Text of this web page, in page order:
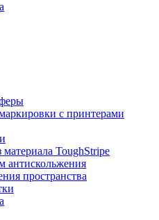
с принтерами
ToughStripe
антискольжения
пространства